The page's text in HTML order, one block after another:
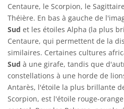
Centaure, le Scorpion, le
Théière. En bas à gauche de
Sud et les étoiles Alpha (la plus
Centaure, qui permettent de la
similaires. Certaines cultures
Sud à une girafe, tandis que
constellations à une horde de
Antarès, l'étoile la plus brillante
Scorpion, est l'étoile rouge-